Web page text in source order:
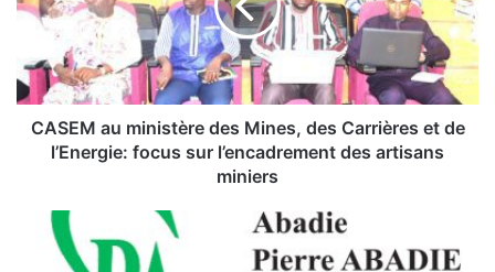
M
m
i
CASEM au ministère des Mines, des Carrières et de
l’Energie: focus sur l’encadrement des artisans
miniers